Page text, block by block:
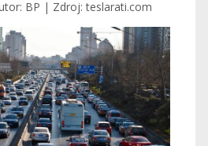
BP | Zdroj: teslarati.com